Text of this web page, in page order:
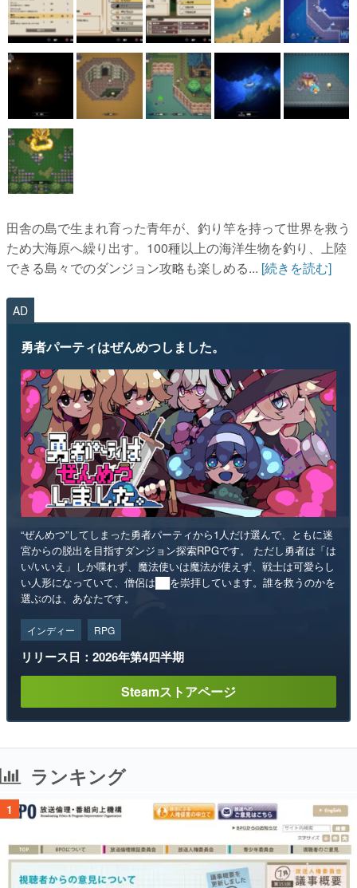
運営：株式会社マレ
田舎の島で生まれ育った青年が、釣り竿を持って世界を救う
ため大海原へ繰り出す。100種以上の海洋生物を釣り、上陸
AD
“ぜんめつ”してしまった勇者パーティから1人だけ選んで、ともに迷
宮からの脱出を目指すダンジョン探索RPGです。 ただし勇者は「は
い/いいえ」しか喋れず、魔法使いは魔法が使えず、戦士は可愛らし
選ぶのは、あなたです。
インディー RPG
リリース日：2026年第4四半期
ランキング
1